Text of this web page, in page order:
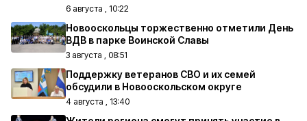
6 августа , 10:22
Новооскольцы торжественно отметили День
ВДВ в парке Воинской Славы
3 августа , 08:51
Поддержку ветеранов СВО и их семей
обсудили в Новооскольском округе
4 августа , 13:40